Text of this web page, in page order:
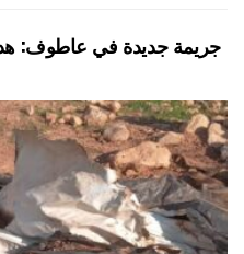
جريمة جديدة في عاطوف: